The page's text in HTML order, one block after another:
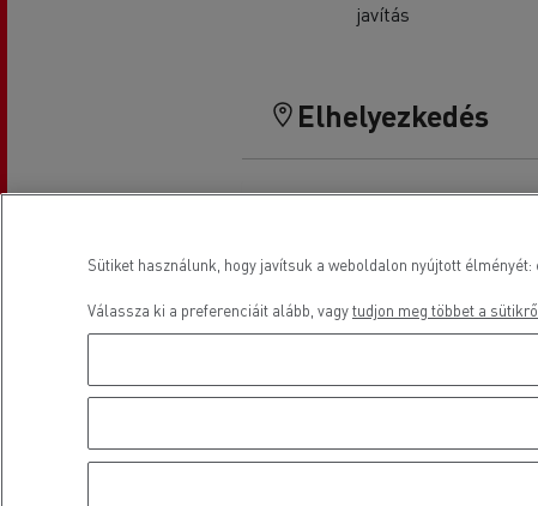
javítás
Elhelyezkedés
Sütiket használunk, hogy javítsuk a weboldalon nyújtott
Válassza ki a preferenciáit alább, vagytudjon meg többet a